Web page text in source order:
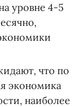
уровне 4-5
что по
экономика
наиболее